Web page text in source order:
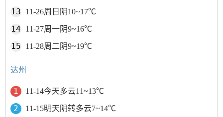
11-26周日阴10~17℃
11-27周一阴9~16℃
11-28周二阴9~19℃
达州
11-14今天多云11~13℃
11-15明天阴转多云7~14℃